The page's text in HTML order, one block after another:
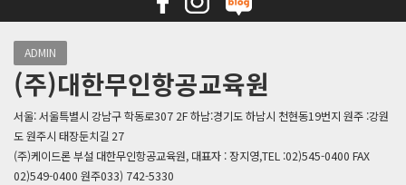
ADMIN
(주)대한무인항공교육원
서울: 서울특별시 강남구 학동로307 2F 하남:경기도 하남시 천현동19번지 원주 :강원
도 원주시 태장둔치길 27
(주)케이드론 부설 대한무인항공교육원, 대표자 : 장지영,TEL :02)545-0400 FAX
02)549-0400 원주033) 742-5330